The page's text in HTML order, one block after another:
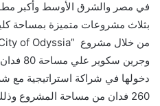
في مصر والشرق الأوسط وأكبر
من خلال مشروع of Odyssia”
دخولها في شراكة استراتيجية مع
260 فدان من مساحة المشروع